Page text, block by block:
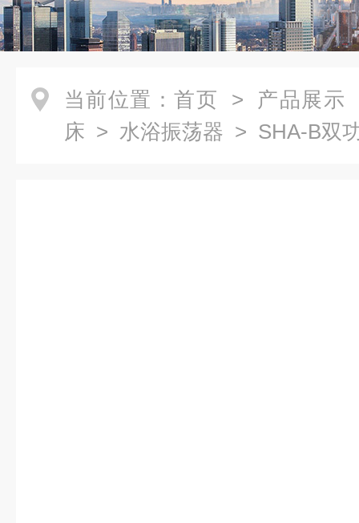
当前位置： 首页 > 产品展示
床 > 水浴振荡器 > SHA-B双